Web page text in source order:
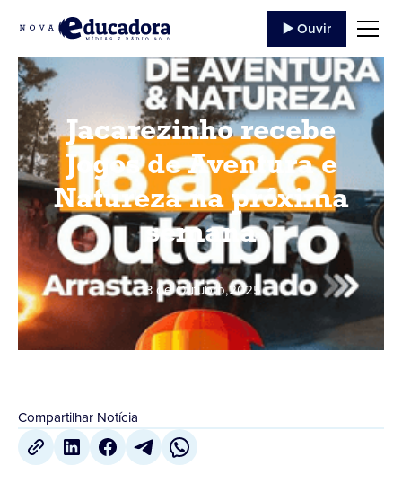
▶️ Ouvir
Jacarezinho recebe
Jogos de Aventura e
Natureza na próxima
semana
13 de Outubro,2025
Compartilhar Notícia